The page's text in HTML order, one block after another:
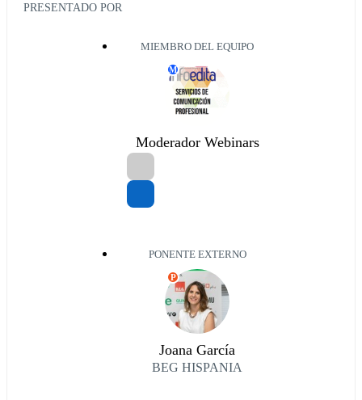
PRESENTADO POR
MIEMBRO DEL EQUIPO
M
Moderador Webinars
PONENTE EXTERNO
P
Joana García
BEG HISPANIA